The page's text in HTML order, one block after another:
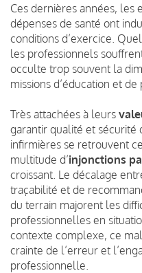
Ces dernières années, les
dépenses de santé ont
conditions d’exercice.
les professionnels
occulte trop souvent la
missions d’éducation et de
Très attachées à leurs
garantir qualité et sécurité
infirmières se retrouvent
multitude d’injonctions
croissant. Le décalage
traçabilité et de
du terrain majorent les
professionnelles en
contexte complexe, ce
crainte de l’erreur et
professionnelle.